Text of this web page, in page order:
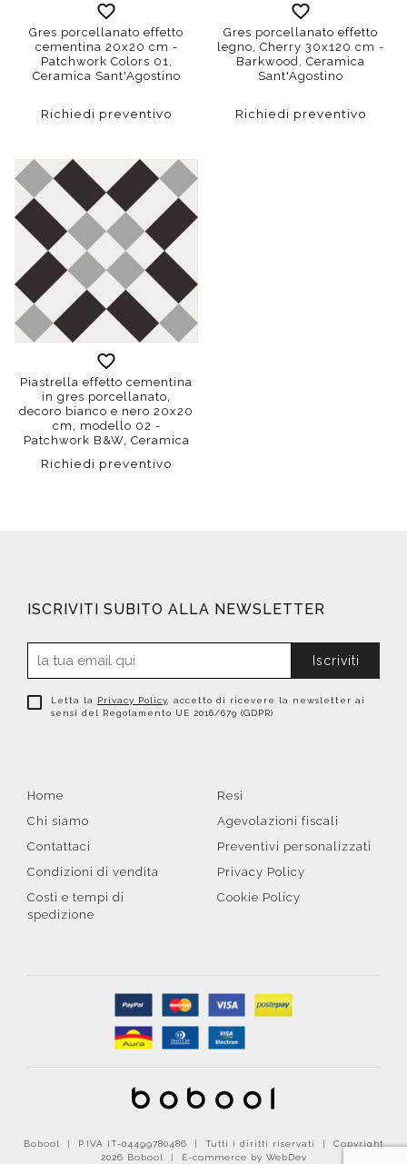
Gres porcellanato effetto
cementina 20x20 cm -
Patchwork Colors 01,
Ceramica Sant'Agostino
Richiedi preventivo
Gres porcellanato effetto
legno, Cherry 30x120 cm -
Barkwood, Ceramica
Sant'Agostino
Richiedi preventivo
Piastrella effetto cementina
in gres porcellanato,
decoro bianco e nero 20x20
cm, modello 02 -
Patchwork B&W, Ceramica
Richiedi preventivo
ISCRIVITI SUBITO ALLA NEWSLETTER
Iscriviti
Letta la Privacy Policy , accetto di ricevere la newsletter ai
sensi del Regolamento UE 2016/679 (GDPR)
Home
Chi siamo
Contattaci
Condizioni di vendita
Costi e tempi di
spedizione
Resi
Agevolazioni fiscali
Preventivi personalizzati
Privacy Policy
Cookie Policy
Bobool | P.IVA IT-04499780486 | Tutti i diritti riservati | Copyright
2026 Bobool |
E-commerce by WebDev